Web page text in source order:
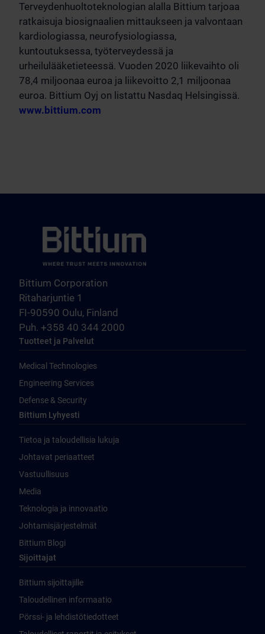
Terveydenhuoltoteknologian alalla Bittium tarjoaa
ratkaisuja biosignaalien mittaukseen ja valvontaan
kardiologiassa, neurofysiologiassa,
kuntoutuksessa, työterveydessä ja
urheilulääketieteessä. Vuoden 2020 liikevaihto oli
78,4 miljoonaa euroa ja liikevoitto 2,1 miljoonaa
euroa. Bittium Oyj on listattu Nasdaq Helsingissä.
www.bittium.com
Bittium Corporation
Ritaharjuntie 1
FI-90590 Oulu, Finland
Puh. +358 40 344 2000
Tuotteet ja Palvelut
Medical Technologies
Engineering Services
Defense & Security
Bittium Lyhyesti
Tietoa ja taloudellisia lukuja
Johtavat periaatteet
Vastuullisuus
Media
Teknologia ja innovaatio
Johtamisjärjestelmät
Bittium Blogi
Sijoittajat
Bittium sijoittajille
Taloudellinen informaatio
Pörssi- ja lehdistötiedotteet